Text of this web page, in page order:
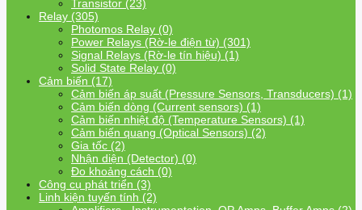
Transistor (23)
Relay (305)
Photomos Relay (0)
Power Relays (Rờ-le điện từ) (301)
Signal Relays (Rờ-le tín hiệu) (1)
Solid State Relay (0)
Cảm biến (17)
Cảm biến áp suất (Pressure Sensors, Transducers) (1)
Cảm biến dòng (Current sensors) (1)
Cảm biến nhiệt độ (Temperature Sensors) (1)
Cảm biến quang (Optical Sensors) (2)
Gia tốc (2)
Nhận diện (Detector) (0)
Đo khoảng cách (0)
Công cụ phát triển (3)
Linh kiện tuyến tính (2)